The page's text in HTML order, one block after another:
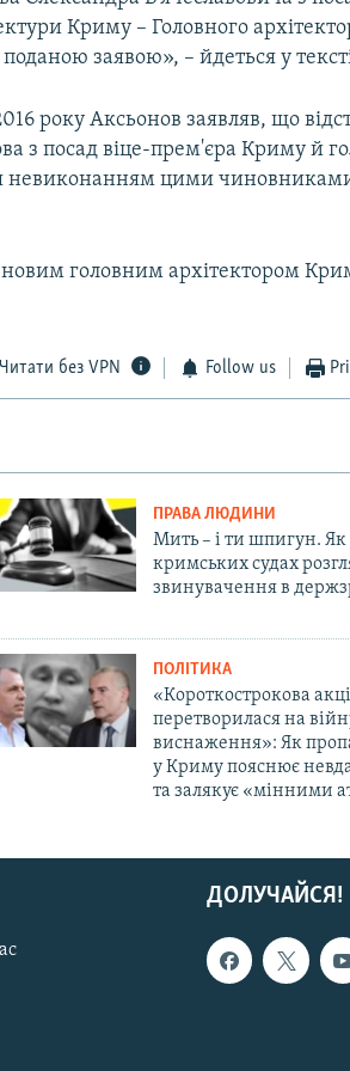
Криму – Головного
поданою заявою», – йдеться у
року Аксьонов заявляв, що
з посад віце-прем'єра Криму й
невиконанням цими
головним архітектором
Читати без VPN Follow us
ПРАВА ЛЮДИНИ
Мить – і ти шпигун. Як
кримських судах
звинувачення в
ПОЛІТИКА
«Короткострокова
перетворилася на
виснаження»: Як
у Криму пояснює
та залякує «мінними
ДОЛУЧАЙСЯ!